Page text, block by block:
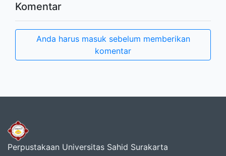
Komentar
Anda harus masuk sebelum memberikan
komentar
Perpustakaan Universitas Sahid Surakarta